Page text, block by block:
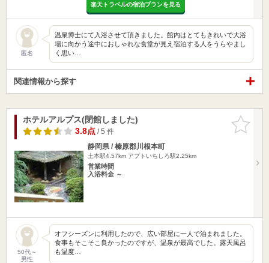
楽天トラベルの宿泊プランを見る
匿名
温泉博士にて入浴させて頂きました。館内はとてもきれいで大浴
場に向かう途中におしゃれな食堂が見え宿泊する人をうらやまし
く思い…
関連情報から探す
お気に入
りに追加
ホテルアルプス(閉館しました)
3.8点/ 5 件
静岡県 / 榛原郡川根本町
土本駅4.57km アプトいちしろ駅2.25km
営業時間
入浴料金 ～
50代～
男性
オフシーズンに利用したので、広い部屋に一人で泊まれました。
食事もそこそこ良かったのですが、温泉が最高でした。露天風呂
も温度…